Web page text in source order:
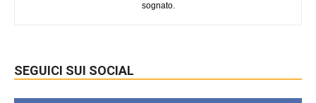
sognato.
SEGUICI SUI SOCIAL